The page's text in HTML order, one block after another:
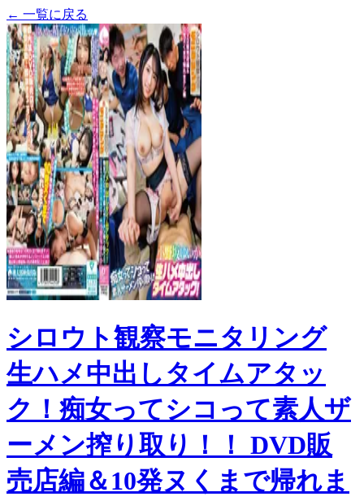
← 一覧に戻る
シロウト観察モニタリング
生ハメ中出しタイムアタッ
ク！痴女ってシコって素人ザ
ーメン搾り取り！！ DVD販
売店編＆10発ヌくまで帰れま